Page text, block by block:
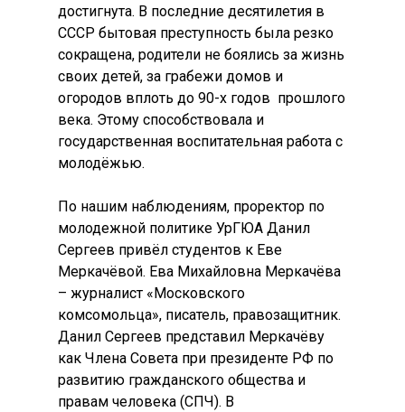
достигнута. В последние десятилетия в
СССР бытовая преступность была резко
сокращена, родители не боялись за жизнь
своих детей, за грабежи домов и
огородов вплоть до 90-х годов прошлого
века. Этому способствовала и
государственная воспитательная работа с
молодёжью.
По нашим наблюдениям, проректор по
молодежной политике УрГЮА Данил
Сергеев привёл студентов к Еве
Меркачёвой. Ева Михайловна Меркачёва
– журналист «Московского
комсомольца», писатель, правозащитник.
Данил Сергеев представил Меркачёву
как Члена Совета при президенте РФ по
развитию гражданского общества и
правам человека (СПЧ). В